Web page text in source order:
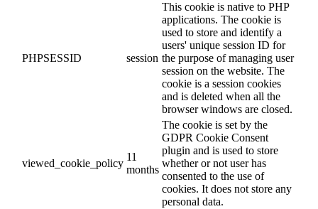
PHPSESSID session
This cookie is native to PHP
applications. The cookie is
used to store and identify a
users' unique session ID for
the purpose of managing user
session on the website. The
cookie is a session cookies
and is deleted when all the
browser windows are closed.
viewed_cookie_policy
11
months
The cookie is set by the
GDPR Cookie Consent
plugin and is used to store
whether or not user has
consented to the use of
cookies. It does not store any
personal data.